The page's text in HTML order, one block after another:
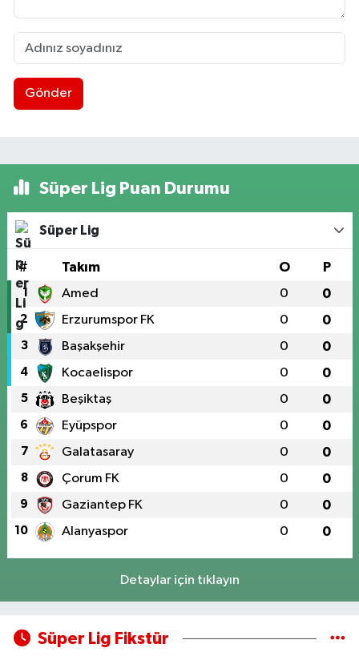
Gönder
Süper Lig Puan Durumu
Süper Lig
# Takım O P
1 Amed 0 0
2 Erzurumspor FK 0 0
3 Başakşehir 0 0
4 Kocaelispor 0 0
5 Beşiktaş 0 0
6 Eyüpspor 0 0
7 Galatasaray 0 0
8 Çorum FK 0 0
9 Gaziantep FK 0 0
10 Alanyaspor 0 0
Detaylar için tıklayın
Süper Lig Fikstür